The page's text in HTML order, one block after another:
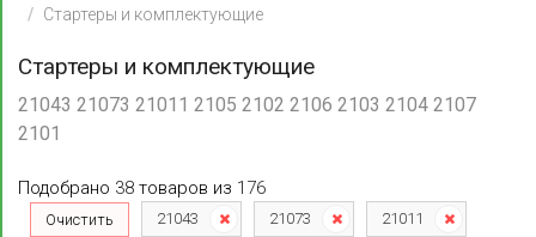
Стартеры и комплектующие
Стартеры и комплектующие
21043 21073 21011 2105 2102 2106 2103 2104 2107
2101
Подобрано 38 товаров из 176
Очистить 21043 21073
21011